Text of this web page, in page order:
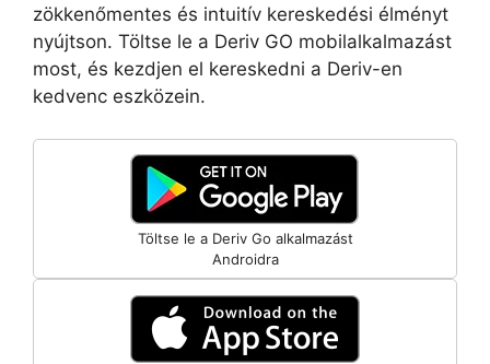
zökkenőmentes és intuitív kereskedési élményt
nyújtson. Töltse le a Deriv GO mobilalkalmazást
most, és kezdjen el kereskedni a Deriv-en
kedvenc eszközein.
Töltse le a Deriv Go alkalmazást
Androidra